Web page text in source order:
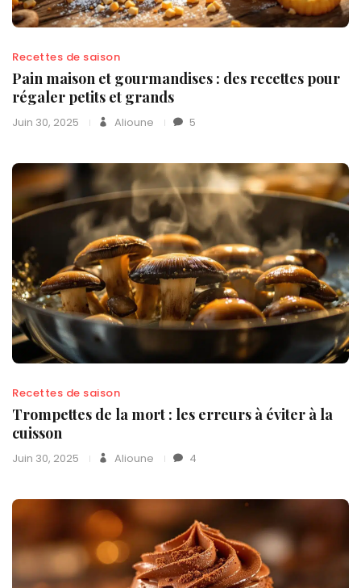
Recettes de saison
Pain maison et gourmandises : des recettes pour
régaler petits et grands
Juin 30, 2025 Alioune 5
Recettes de saison
Trompettes de la mort : les erreurs à éviter à la
cuisson
Juin 30, 2025 Alioune 4